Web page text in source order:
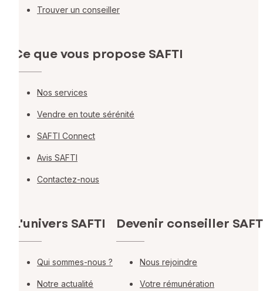
Trouver un conseiller
Ce que vous propose SAFTI
Nos services
Vendre en toute sérénité
SAFTI Connect
Avis SAFTI
Contactez-nous
L'univers SAFTI
Qui sommes-nous ?
Notre actualité
Devenir conseiller
Nous rejoindre
Votre rémunération